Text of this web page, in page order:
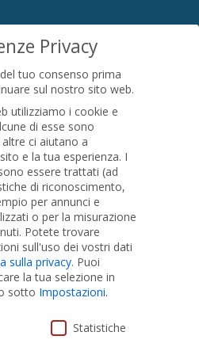
– Italy
A
Privacy
tuo consenso prima
sul nostro sito web.
utilizziamo i cookie e
di esse sono
ci aiutano a
e la tua esperienza. I
essere trattati (ad
di riconoscimento,
per annunci e
o per la misurazione
Potete trovare
sull'uso dei vostri dati
sulla privacy. Puoi
la tua selezione in
sotto Impostazioni.
Statistiche